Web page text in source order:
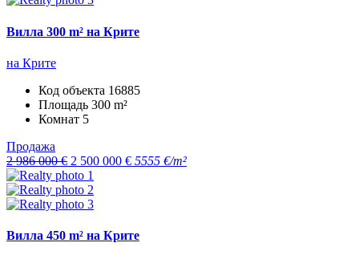
Вилла 300 m² на Крите
на Крите
Код объекта 16885
Площадь 300 m²
Комнат 5
Продажа
2 986 000 € 2 500 000 € 5555 €/m²
Вилла 450 m² на Крите